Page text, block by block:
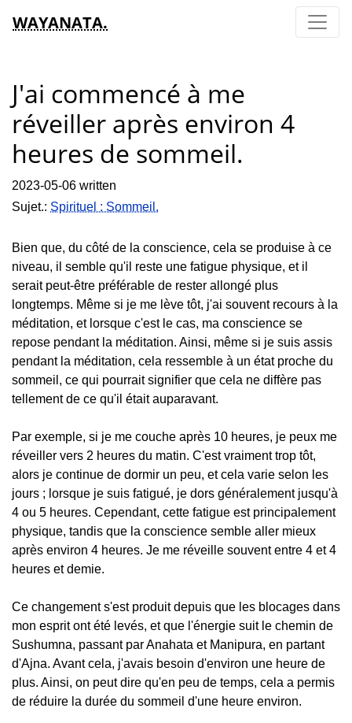
WAYANATA.
J'ai commencé à me
réveiller après environ 4
heures de sommeil.
2023-05-06 written
Sujet.: Spirituel : Sommeil.
Bien que, du côté de la conscience, cela se produise à ce
niveau, il semble qu'il reste une fatigue physique, et il
serait peut-être préférable de rester allongé plus
longtemps. Même si je me lève tôt, j'ai souvent recours à la
méditation, et lorsque c'est le cas, ma conscience se
repose pendant la méditation. Ainsi, même si je suis assis
pendant la méditation, cela ressemble à un état proche du
sommeil, ce qui pourrait signifier que cela ne diffère pas
tellement de ce qu'il était auparavant.
Par exemple, si je me couche après 10 heures, je peux me
réveiller vers 2 heures du matin. C'est vraiment trop tôt,
alors je continue de dormir un peu, et cela varie selon les
jours ; lorsque je suis fatigué, je dors généralement jusqu'à
4 ou 5 heures. Cependant, cette fatigue est principalement
physique, tandis que la conscience semble aller mieux
après environ 4 heures. Je me réveille souvent entre 4 et 4
heures et demie.
Ce changement s'est produit depuis que les blocages dans
mon esprit ont été levés, et que l'énergie suit le chemin de
Sushumna, passant par Anahata et Manipura, en partant
d'Ajna. Avant cela, j'avais besoin d'environ une heure de
plus. Ainsi, on peut dire qu'en peu de temps, cela a permis
de réduire la durée du sommeil d'une heure environ.